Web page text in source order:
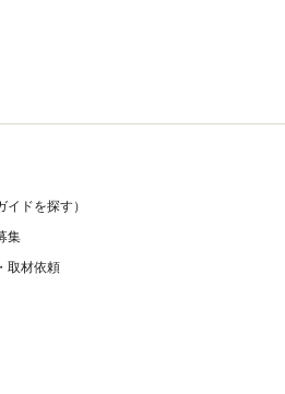
ドを探す）
集
取材依頼